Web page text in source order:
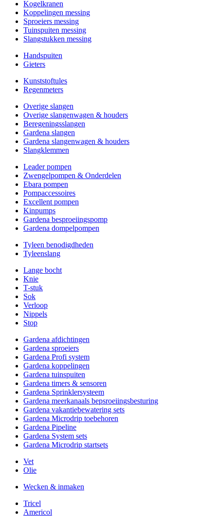
Kogelkranen
Koppelingen messing
Sproeiers messing
Tuinspuiten messing
Slangstukken messing
Handspuiten
Gieters
Kunststoftules
Regenmeters
Overige slangen
Overige slangenwagen & houders
Beregeningsslangen
Gardena slangen
Gardena slangenwagen & houders
Slangklemmen
Leader pompen
Zwengelpompen & Onderdelen
Ebara pompen
Pompaccessoires
Excellent pompen
Kinpumps
Gardena besproeiingspomp
Gardena dompelpompen
Tyleen benodigdheden
Tyleenslang
Lange bocht
Knie
T-stuk
Sok
Verloop
Nippels
Stop
Gardena afdichtingen
Gardena sproeiers
Gardena Profi system
Gardena koppelingen
Gardena tuinspuiten
Gardena timers & sensoren
Gardena Sprinklersysteem
Gardena meerkanaals bepsroeiingsbesturing
Gardena vakantiebewatering sets
Gardena Microdrip toebehoren
Gardena Pipeline
Gardena System sets
Gardena Microdrip startsets
Vet
Olie
Wecken & inmaken
Tricel
Americol